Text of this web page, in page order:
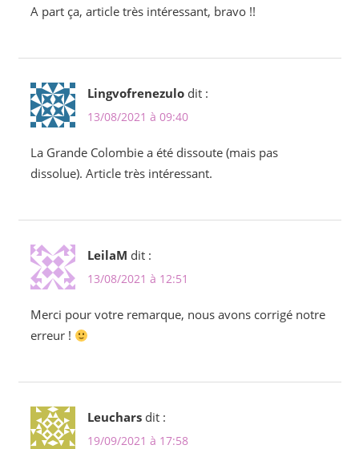
A part ça, article très intéressant, bravo !!
Lingvofrenezulo dit :
13/08/2021 à 09:40
La Grande Colombie a été dissoute (mais pas
dissolue). Article très intéressant.
LeilaM dit :
13/08/2021 à 12:51
Merci pour votre remarque, nous avons corrigé notre
erreur !
Leuchars dit :
19/09/2021 à 17:58